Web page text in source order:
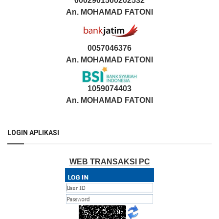
An. MOHAMAD FATONI
0057046376
An. MOHAMAD FATONI
1059074403
An. MOHAMAD FATONI
LOGIN APLIKASI
WEB TRANSAKSI PC